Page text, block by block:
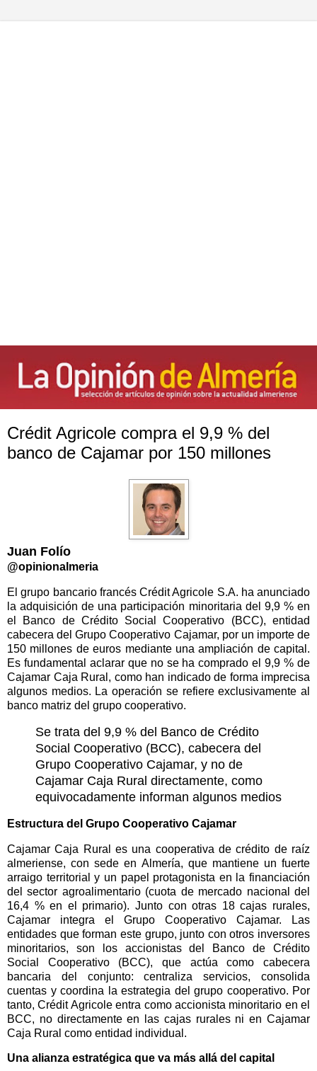
Crédit Agricole compra el 9,9 % del
banco de Cajamar por 150 millones
Juan Folío
@opinionalmeria
El grupo bancario francés Crédit Agricole S.A. ha anunciado
la adquisición de una participación minoritaria del 9,9 % en
el Banco de Crédito Social Cooperativo (BCC), entidad
cabecera del Grupo Cooperativo Cajamar, por un importe de
150 millones de euros mediante una ampliación de capital.
Es fundamental aclarar que no se ha comprado el 9,9 % de
Cajamar Caja Rural, como han indicado de forma imprecisa
algunos medios. La operación se refiere exclusivamente al
banco matriz del grupo cooperativo.
Se trata del 9,9 % del Banco de Crédito
Social Cooperativo (BCC), cabecera del
Grupo Cooperativo Cajamar, y no de
Cajamar Caja Rural directamente, como
equivocadamente informan algunos medios
Estructura del Grupo Cooperativo Cajamar
Cajamar Caja Rural es una cooperativa de crédito de raíz
almeriense, con sede en Almería, que mantiene un fuerte
arraigo territorial y un papel protagonista en la financiación
del sector agroalimentario (cuota de mercado nacional del
16,4 % en el primario). Junto con otras 18 cajas rurales,
Cajamar integra el Grupo Cooperativo Cajamar. Las
entidades que forman este grupo, junto con otros inversores
minoritarios, son los accionistas del Banco de Crédito
Social Cooperativo (BCC), que actúa como cabecera
bancaria del conjunto: centraliza servicios, consolida
cuentas y coordina la estrategia del grupo cooperativo. Por
tanto, Crédit Agricole entra como accionista minoritario en el
BCC, no directamente en las cajas rurales ni en Cajamar
Caja Rural como entidad individual.
Una alianza estratégica que va más allá del capital